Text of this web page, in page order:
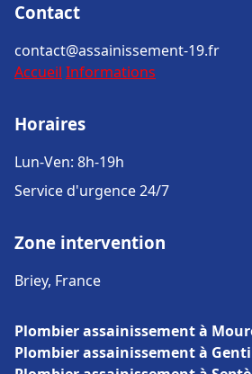
Contact
contact@assainissement-19.fr
Accueil Informations
Horaires
Lun-Ven: 8h-19h
Service d'urgence 24/7
Zone intervention
Briey, France
Plombier assainissement à
Plombier assainissement à